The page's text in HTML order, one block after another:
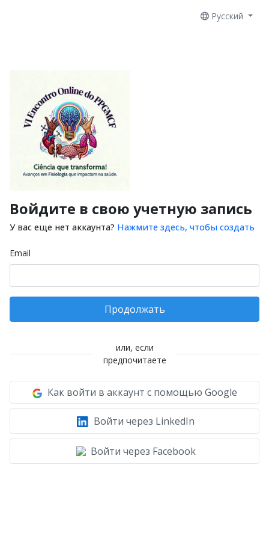
Русский
Войдите в свою учетную запись
У вас еще нет аккаунта? Нажмите здесь, чтобы создать
Email
Продолжать
или, если
предпочитаете
Как войти в аккаунт с помощью Google
Войти через LinkedIn
Войти через Facebook